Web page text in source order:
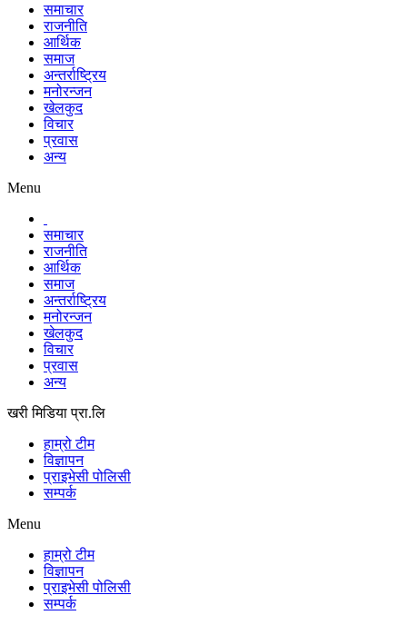
समाचार
राजनीति
आर्थिक
समाज
अन्तर्राष्ट्रिय
मनोरन्जन
खेलकुद
विचार
प्रवास
अन्य
Menu
समाचार
राजनीति
आर्थिक
समाज
अन्तर्राष्ट्रिय
मनोरन्जन
खेलकुद
विचार
प्रवास
अन्य
खरी मिडिया प्रा.लि
हाम्रो टीम
विज्ञापन
प्राइभेसी पोलिसी
सम्पर्क
Menu
हाम्रो टीम
विज्ञापन
प्राइभेसी पोलिसी
सम्पर्क